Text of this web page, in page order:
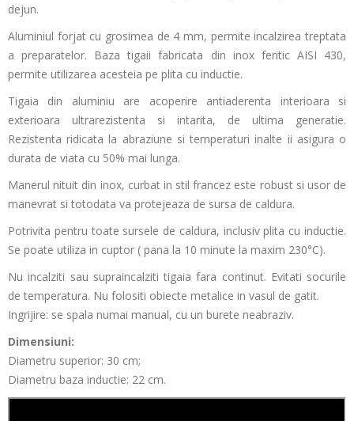
dejun.
Aluminiul forjat cu grosimea de 4 mm, permite incalzirea treptata
a preparatelor. Baza tigaii fabricata din inox feritic AISI 430,
permite utilizarea acesteia pe plita cu inductie.
Tigaia din aluminiu are acoperire antiaderenta interioara si
exterioara ultrarezistenta si intarita, de ultima generatie.
Rezistenta ridicata la abraziune si temperaturi inalte ii asigura o
durata de viata cu 50% mai lunga.
Manerul nituit din inox, curbat in stil francez este robust si usor de
manevrat si totodata va protejeaza de sursa de caldura.
Potrivita pentru toate sursele de caldura, inclusiv plita cu inductie.
Se poate utiliza in cuptor ( pana la 10 minute la maxim 230°C).
Nu incalziti sau supraincalziti tigaia fara continut. Evitati socurile
de temperatura. Nu folositi obiecte metalice in vasul de gatit.
Ingrijire: se spala numai manual, cu un burete neabraziv.
Dimensiuni:
Diametru superior: 30 cm;
Diametru baza inductie: 22 cm.